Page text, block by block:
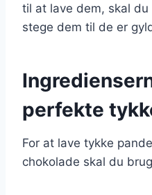
til at lave dem, skal
stege dem til de er
perfekte
For at lave tykke
chokolade skal du